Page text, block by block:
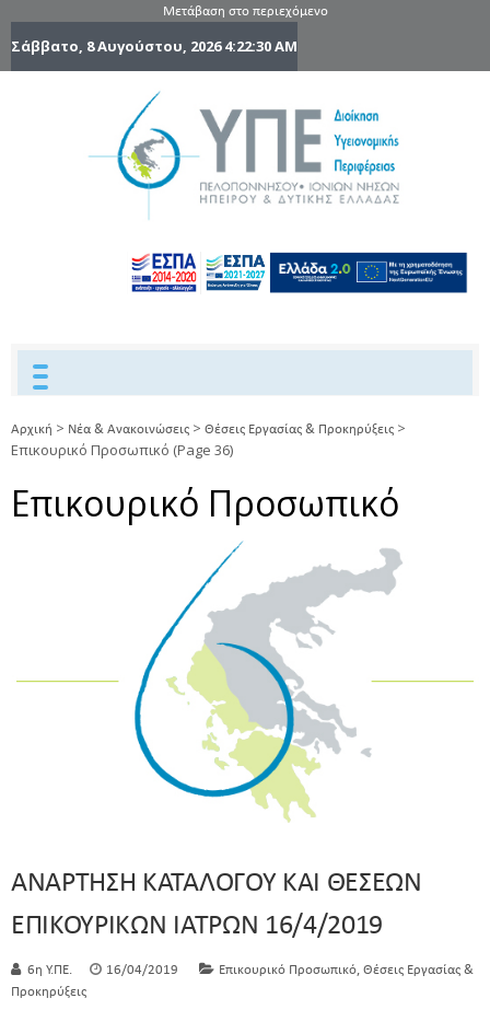
Μετάβαση στο περιεχόμενο
Σάββατο, 8 Αυγούστου, 20264:22:31 AM
Ηπείρου
Δυτικής
Ελλάδας
Αρχική > Νέα & Ανακοινώσεις > Θέσεις Εργασίας & Προκηρύξεις >
Επικουρικό Προσωπικό (Page 36)
Επικουρικό Προσωπικό
ΑΝΑΡΤΗΣΗ ΚΑΤΑΛΟΓΟΥ ΚΑΙ ΘΕΣΕΩΝ
ΕΠΙΚΟΥΡΙΚΩΝ ΙΑΤΡΩΝ 16/4/2019
6η Υ.ΠΕ. 16/04/2019 Επικουρικό Προσωπικό, Θέσεις Εργασίας &
Προκηρύξεις